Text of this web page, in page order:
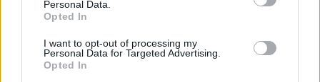
Personal Data.
Opted In
I want to opt-out of processing my
Personal Data for Targeted Advertising.
Opted In